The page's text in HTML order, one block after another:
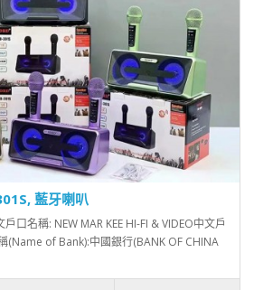
藍牙喇叭
口名稱: NEW MAR KEE HI-FI & VIDEO中文戶
(Name of Bank):中國銀行(BANK OF CHINA